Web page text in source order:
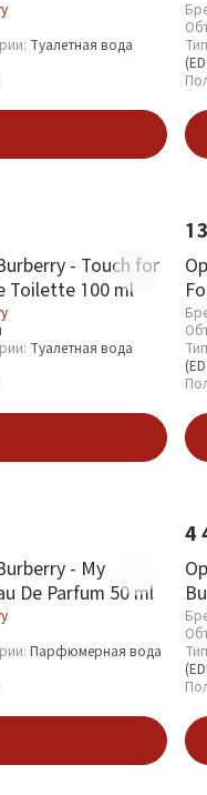
Туалетная вода
- Touch for
Toilette 100 ml
Туалетная вода
- My
De Parfum 50 ml
Парфюмерная вода
4